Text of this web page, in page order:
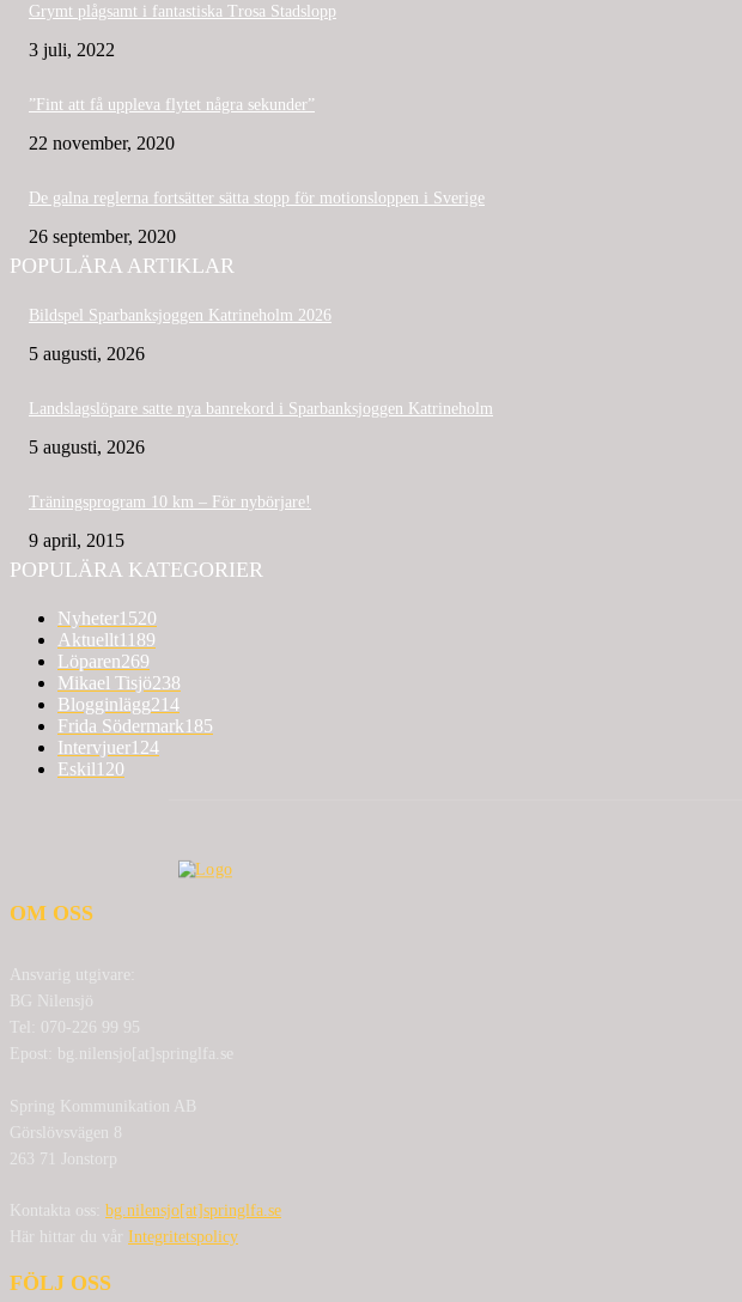
Grymt plågsamt i fantastiska Trosa Stadslopp
3 juli, 2022
”Fint att få uppleva flytet några sekunder”
22 november, 2020
De galna reglerna fortsätter sätta stopp för motionsloppen i Sverige
26 september, 2020
POPULÄRA ARTIKLAR
Bildspel Sparbanksjoggen Katrineholm 2026
5 augusti, 2026
Landslagslöpare satte nya banrekord i Sparbanksjoggen Katrineholm
5 augusti, 2026
Träningsprogram 10 km – För nybörjare!
9 april, 2015
POPULÄRA KATEGORIER
Nyheter1520
Aktuellt1189
Löparen269
Mikael Tisjö238
Blogginlägg214
Frida Södermark185
Intervjuer124
Eskil120
OM OSS
Ansvarig utgivare:
BG Nilensjö
Tel: 070-226 99 95
Epost: bg.nilensjo[at]springlfa.se
Spring Kommunikation AB
Görslövsvägen 8
263 71 Jonstorp
Kontakta oss: bg.nilensjo[at]springlfa.se
Här hittar du vår Integritetspolicy
FÖLJ OSS